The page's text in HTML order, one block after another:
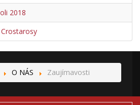
2018
O NÁS Zaujímavosti